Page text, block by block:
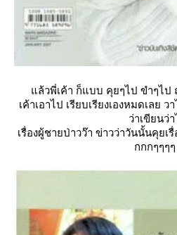
ล้วพี่เค้า ก็แบบ คุยๆไป ขำๆไป
เค้าเอาไป เรียบเรียงเองหมดเลย
ว่าเขียนว่า
เรื่องผู้ชายป่าวว๊า ข่าวว่าวันนั้นคุยเ
กกกๆๆๆๆ